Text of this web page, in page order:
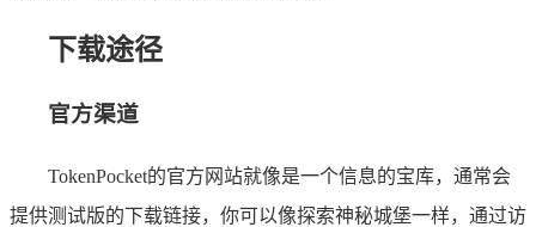
下载途径
官方渠道
TokenPocket的官方网站就像是一个信息的宝库，通常会
提供测试版的下载链接，你可以像探索神秘城堡一样，通过访